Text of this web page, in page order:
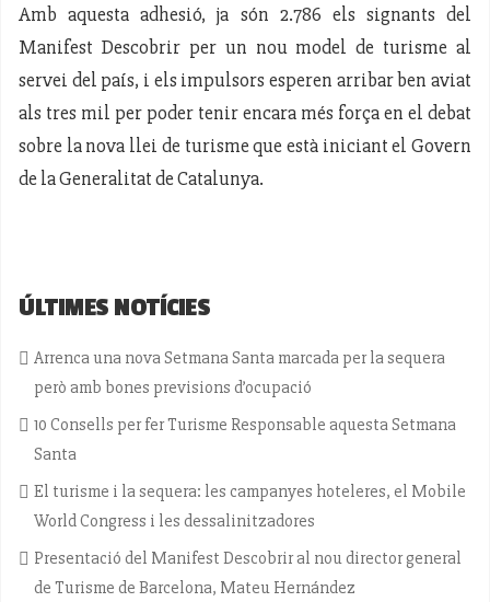
Amb aquesta adhesió, ja són 2.786 els signants del
Manifest Descobrir per un nou model de turisme al
servei del país, i els impulsors esperen arribar ben aviat
als tres mil per poder tenir encara més força en el debat
sobre la nova llei de turisme que està iniciant el Govern
de la Generalitat de Catalunya.
ÚLTIMES NOTÍCIES
Arrenca una nova Setmana Santa marcada per la sequera
però amb bones previsions d’ocupació
10 Consells per fer Turisme Responsable aquesta Setmana
Santa
El turisme i la sequera: les campanyes hoteleres, el Mobile
World Congress i les dessalinitzadores
Presentació del Manifest Descobrir al nou director general
de Turisme de Barcelona, Mateu Hernández